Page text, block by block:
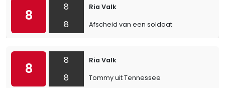
8
8
8
Ria Valk
Afscheid van een soldaat
8
8
8
Ria Valk
Tommy uit Tennessee